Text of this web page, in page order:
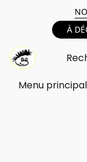
À
Menu principal